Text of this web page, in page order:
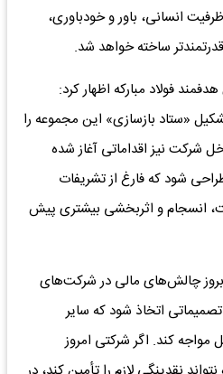
انسانی، باور و خودباوری،
ساخته خواهد شد.
فولاد مبارکه اظهار کرد:
«ستاد بازسازی» این مجموعه را
شرکت نیز اقداماتی آغاز شده
شود که فارغ از تشریفات
انسجام و اثربخشی بیشتری پیش
چالش‌های مالی در شرکت‌های
اتخاذ شود که سایر
کند. اگر شرکتی امروز